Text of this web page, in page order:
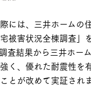
には、三井ホームの
被害状況全棟調査」
査結果から三井ホー
く、優れた耐震性を
とが改めて実証され